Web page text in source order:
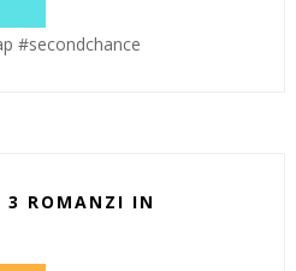
#secondchance
ROMANZI IN